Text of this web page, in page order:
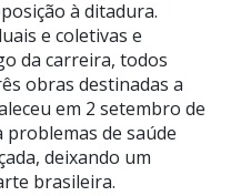
à ditadura.
e coletivas e
da carreira, todos
obras destinadas a
em 2 setembro de
problemas de saúde
deixando um
brasileira.